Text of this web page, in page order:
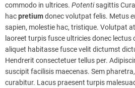
commodo in ultrices. Potentisagittis
hacpretiumdonec volutpat felis. Metus
sapien, molestie hac, tristique. Volutpat
laoreet turpis fusce ultricies donec lectus
aliquet habitasse fusce velit dictumst
Hendrerit consectetuer tellus per.
suscipit facilisis maecenas. Sem
curabitur. Lacus praesent turpis